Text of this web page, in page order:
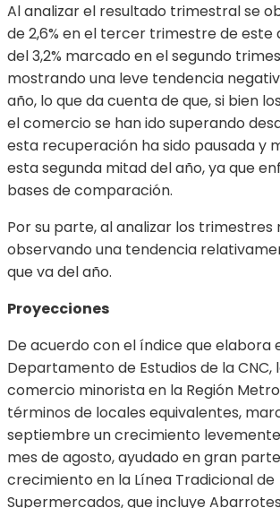
Al analizar el resultado trimestral se
de 2,6% en el tercer trimestre de este
del 3,2% marcado en el segundo
mostrando una leve tendencia
año, lo que da cuenta de que, si bien
el comercio se han ido superando
esta recuperación ha sido pausada y
esta segunda mitad del año, ya que
bases de comparación.
Por su parte, al analizar los trimestres
observando una tendencia
que va del año.
Proyecciones
De acuerdo con el índice que elabora
Departamento de Estudios de la CNC,
comercio minorista en la Región
términos de locales equivalentes,
septiembre un crecimiento
mes de agosto, ayudado en gran
crecimiento en la Línea Tradicional de
Supermercados, que incluye